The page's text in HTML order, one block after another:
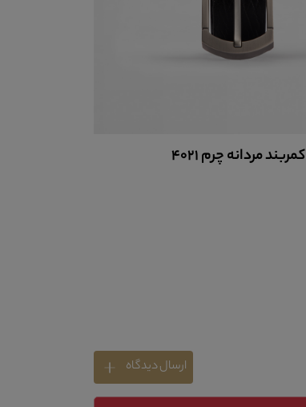
کمربند مردانه چرم 4021
ارسال دیدگاه